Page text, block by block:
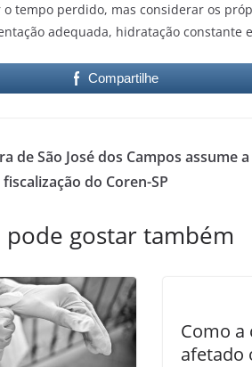
tempo perdido, mas considerar os
adequada, hidratação constante
Compartilhe
de São José dos Campos assume
do Coren-SP
pode gostar também
Como a
afetado